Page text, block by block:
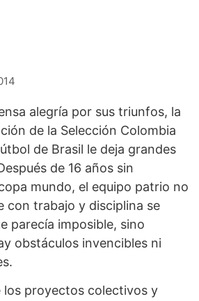
alegría por sus triunfos, la
de la Selección Colombia
de Brasil le deja grandes
de 16 años sin
mundo, el equipo patrio no
con trabajo y disciplina se
parecía imposible, sino
obstáculos invencibles ni
los proyectos colectivos y